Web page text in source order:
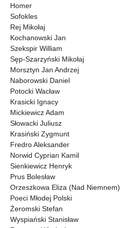
Homer
Sofokles
Rej Mikołaj
Kochanowski Jan
Szekspir William
Sęp-Szarzyński Mikołaj
Morsztyn Jan Andrzej
Naborowski Daniel
Potocki Wacław
Krasicki Ignacy
Mickiewicz Adam
Słowacki Juliusz
Krasiński Zygmunt
Fredro Aleksander
Norwid Cyprian Kamil
Sienkiewicz Henryk
Prus Bolesław
Orzeszkowa Eliza (Nad Niemnem)
Poeci Młodej Polski
Żeromski Stefan
Wyspiański Stanisław